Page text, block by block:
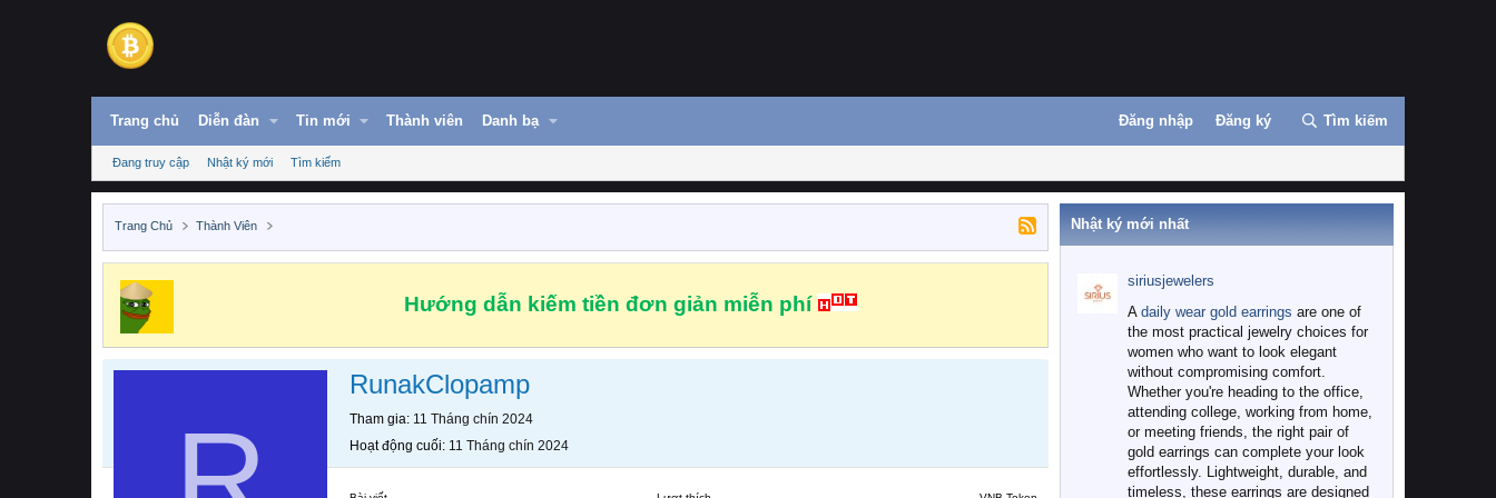
Trang chủ Diễn đàn Tin mới Thành viên Danh bạ Đăng nhập Đăng ký Tìm kiếm
Đang truy cập Nhật ký mới Tìm kiếm
Trang Chủ Thành Viên
Hướng dẫn kiếm tiền đơn giản miễn phí
RunakClopamp
Tham gia 11 Tháng chín 2024
Hoạt động cuối 11 Tháng chín 2024
Nhật ký mới nhất
siriusjewelers
A daily wear gold earrings are one of
the most practical jewelry choices for
women who want to look elegant
without compromising comfort.
Whether you're heading to the office,
attending college, working from home,
or meeting friends, the right pair of
gold earrings can complete your look
effortlessly. Lightweight, durable, and
timeless, these earrings are designed